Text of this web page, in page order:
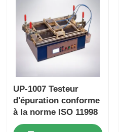
UP-1007 Testeur
d'épuration conforme
à la norme ISO 11998
ASTM D2486 avec une